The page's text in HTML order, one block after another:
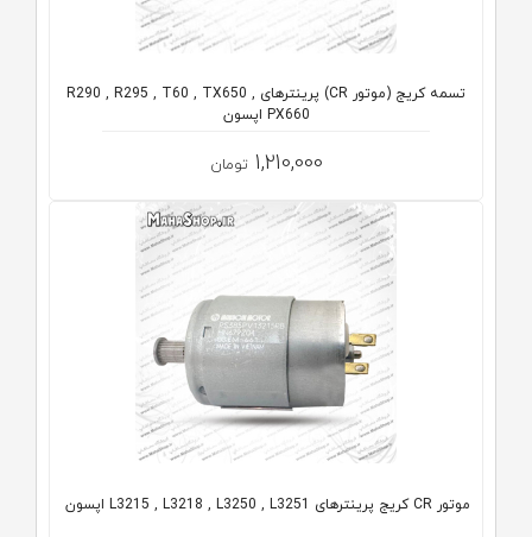
تسمه کریج (موتور CR) پرینترهای R290 , R295 , T60 , TX650 ,
PX660 اپسون
1,210,000 تومان
موتور CR کریج پرینترهای L3215 , L3218 , L3250 , L3251 اپسون